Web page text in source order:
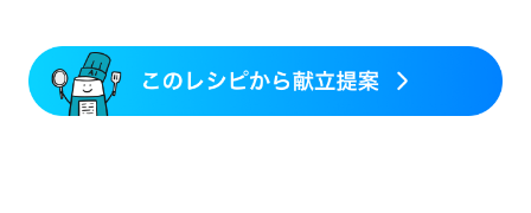
乳がん治療を終えた方・経過観察中の方など
飲み込みにくい
食欲がない
妊娠中(初期)
妊婦健診・体重増加が気になる（初期）